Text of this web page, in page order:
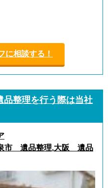
に相談する！
品整理を行う際は当社
市 遺品整理,大阪 遺品